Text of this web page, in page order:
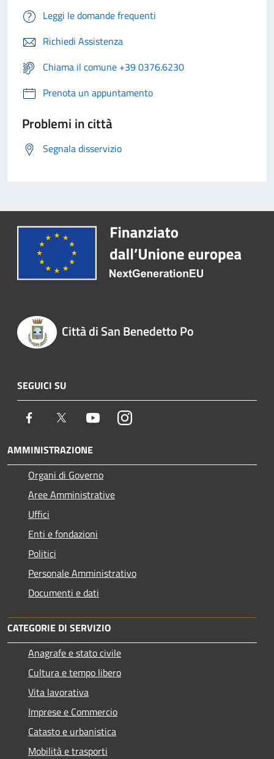
Leggi le domande frequenti
Richiedi Assistenza
Chiama il comune +39 0376.6230
Prenota un appuntamento
Problemi in città
Segnala disservizio
Città di San Benedetto Po
SEGUICI SU
Facebook Twitter YoutubeInstagram
AMMINISTRAZIONE
Organi di Governo
Aree Amministrative
Uffici
Enti e fondazioni
Politici
Personale Amministrativo
Documenti e dati
CATEGORIE DI SERVIZIO
Anagrafe e stato civile
Cultura e tempo libero
Vita lavorativa
Imprese e Commercio
Catasto e urbanistica
Mobilità e trasporti